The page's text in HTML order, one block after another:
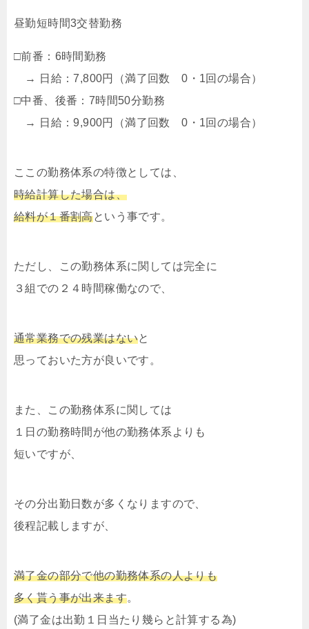
昼勤短時間3交替勤務
□前番：6時間勤務
→ 日給：7,800円（満了回数 0・1回の場合）
□中番、後番：7時間50分勤務
→ 日給：9,900円（満了回数 0・1回の場合）
ここの勤務体系の特徴としては、
時給計算した場合は、
給料が１番割高という事です。
ただし、この勤務体系に関しては完全に
３組での２４時間稼働なので、
通常業務での残業はないと
思っておいた方が良いです。
また、この勤務体系に関しては
１日の勤務時間が他の勤務体系よりも
短いですが、
その分出勤日数が多くなりますので、
後程記載しますが、
満了金の部分で他の勤務体系の人よりも
多く貰う事が出来ます。
(満了金は出勤１日当たり幾らと計算する為)